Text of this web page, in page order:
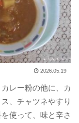
2026.05.19
レー粉の他に、カ
、チャツネやすり
使って、味と辛さ